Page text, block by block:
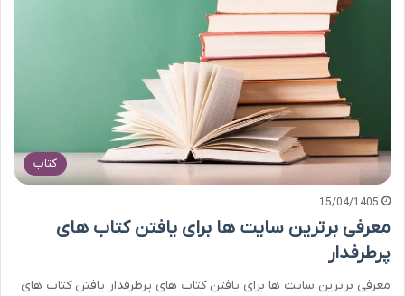
کتاب
15/04/1405
معرفی برترین سایت ها برای یافتن کتاب های
پرطرفدار
معرفی برترین سایت ها برای یافتن کتاب های پرطرفدار یافتن کتاب های